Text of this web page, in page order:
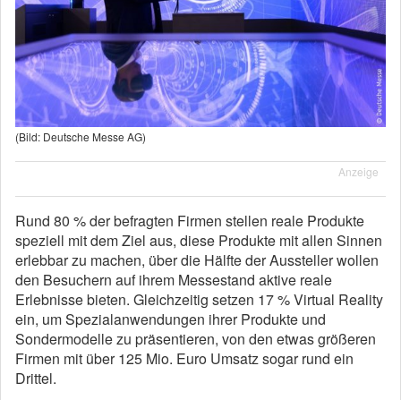
(Bild: Deutsche Messe AG)
Anzeige
Rund 80 % der befragten Firmen stellen reale Produkte
speziell mit dem Ziel aus, diese Produkte mit allen Sinnen
erlebbar zu machen, über die Hälfte der Aussteller wollen
den Besuchern auf ihrem Messestand aktive reale
Erlebnisse bieten. Gleichzeitig setzen 17 % Virtual Reality
ein, um Spezialanwendungen ihrer Produkte und
Sondermodelle zu präsentieren, von den etwas größeren
Firmen mit über 125 Mio. Euro Umsatz sogar rund ein
Drittel.